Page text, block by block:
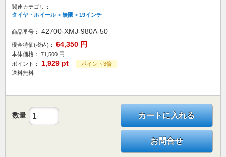
関連カテゴリ：
タイヤ・ホイール> 無限 > 19インチ
商品番号： 42700-XMJ-980A-50
現金特価(税込)： 64,350 円
本体価格： 71,500 円
ポイント：
1,929 pt
ポイント3倍
送料無料
数量 カートに入れる
お問合せ